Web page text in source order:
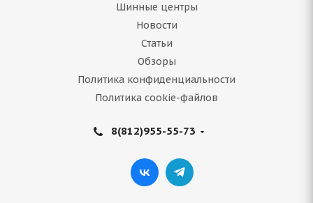
Шинные центры
Новости
Статьи
Обзоры
Политика конфиденциальности
Политика cookie-файлов
8(812)955-55-73